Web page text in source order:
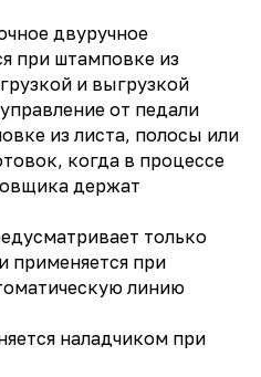
двуручное
при штамповке из
и выгрузкой
от педали
из листа, полосы или
когда в процессе
держат
только
применяется при
линию
наладчиком при